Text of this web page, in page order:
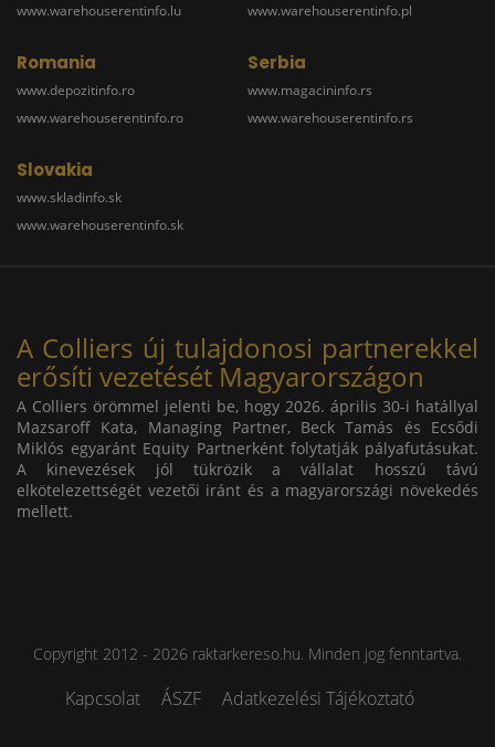
www.warehouserentinfo.lu
www.warehouserentinfo.pl
Romania
www.depozitinfo.ro
www.warehouserentinfo.ro
Serbia
www.magacininfo.rs
www.warehouserentinfo.rs
Slovakia
www.skladinfo.sk
www.warehouserentinfo.sk
A Colliers új tulajdonosi partnerekkel
erősíti vezetését Magyarországon
A Colliers örömmel jelenti be, hogy 2026. április 30-i hatállyal
Mazsaroff Kata, Managing Partner, Beck Tamás és Ecsődi
Miklós egyaránt Equity Partnerként folytatják pályafutásukat.
A kinevezések jól tükrözik a vállalat hosszú távú
elkötelezettségét vezetői iránt és a magyarországi növekedés
mellett.
Copyright 2012 - 2026 raktarkereso.hu. Minden jog fenntartva.
Kapcsolat ÁSZF Adatkezelési Tájékoztató